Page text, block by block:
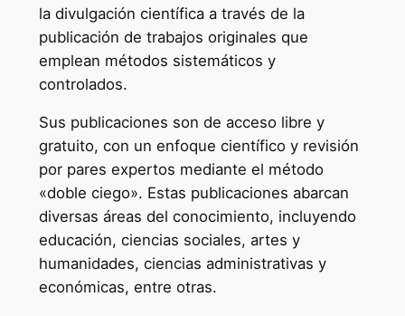
la divulgación científica a través de la
publicación de trabajos originales que
emplean métodos sistemáticos y
controlados.
Sus publicaciones son de acceso libre y
gratuito, con un enfoque científico y revisión
por pares expertos mediante el método
«doble ciego». Estas publicaciones abarcan
diversas áreas del conocimiento, incluyendo
educación, ciencias sociales, artes y
humanidades, ciencias administrativas y
económicas, entre otras.